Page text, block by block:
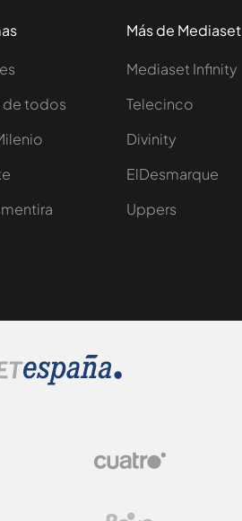
de todos
Más de Mediaset
Mediaset Infinity
Telecinco
Divinity
ElDesmarque
Uppers